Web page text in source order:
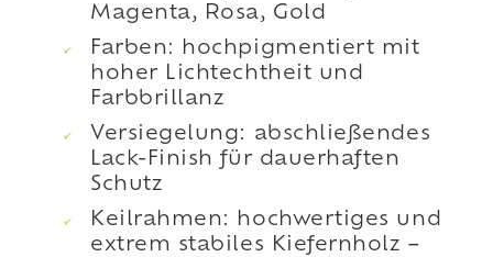
Magenta, Rosa, Gold
Farben: hochpigmentiert mit
hoher Lichtechtheit und
Farbbrillanz
Versiegelung: abschließendes
Lack-Finish für dauerhaften
Schutz
Keilrahmen: hochwertiges und
extrem stabiles Kiefernholz –